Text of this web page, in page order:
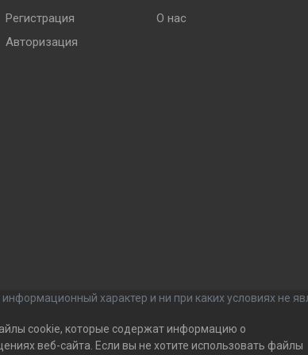
Регистрация
Авторизация
О нас
характер и ни при каких условиях не
cookie, которые содержат информацию о
веб-сайта. Если вы не хотите использовать файлы